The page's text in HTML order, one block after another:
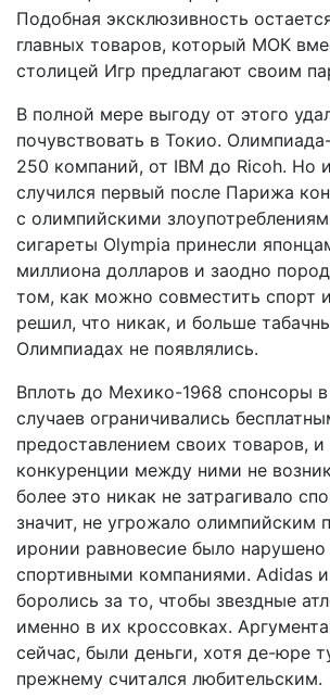
Подобная эксклюзивность
главных товаров, который МОК
столицей Игр предлагают своим
В полной мере выгоду от этого
почувствовать в Токио.
250 компаний, от IBM до Ricoh. Но
случился первый после Парижа
с олимпийскими
сигареты Olympia принесли
миллиона долларов и заодно
том, как можно совместить спорт
решил, что никак, и больше
Олимпиадах не появлялись.
Вплоть до Мехико-1968 спонсоры
случаев ограничивались
предоставлением своих товаров,
конкуренции между ними не
более это никак не затрагивало
значит, не угрожало олимпийским
иронии равновесие было
спортивными компаниями. Adidas и
боролись за то, чтобы звездные
именно в их кроссовках.
сейчас, были деньги, хотя де-юре
прежнему считался любительским.